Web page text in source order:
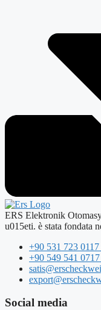
ERS Elektronik
u015eti. è stata fondata
+90 531 723
+90 549 541
Social media